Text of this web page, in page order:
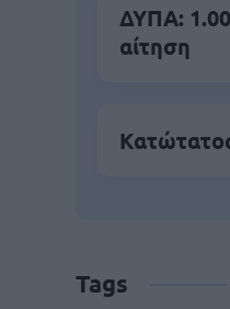
ΔΥΠΑ:
αίτηση
Tags